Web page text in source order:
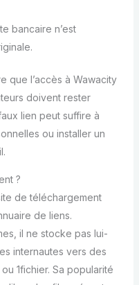
bancaire n’est
que l’accès à Wawacity
doivent rester
lien peut suffire à
ou installer un
?
de téléchargement
de liens.
il ne stocke pas lui-
internautes vers des
1fichier. Sa popularité